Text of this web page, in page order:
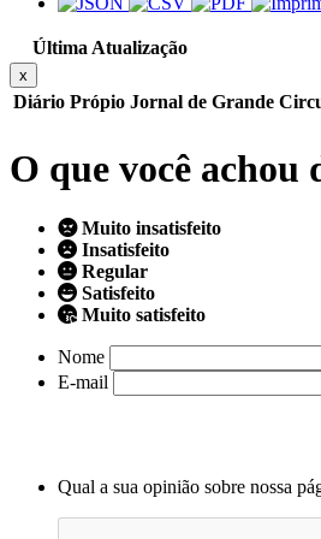
Última Atualização
x
Diário Própio Jornal de Grande
O que você achou
Muito insatisfeito
Insatisfeito
Regular
Satisfeito
Muito satisfeito
Nome
E-mail
Qual a sua opinião sobre nossa